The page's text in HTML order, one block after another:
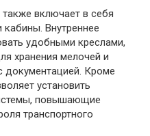
включает в себя
Внутреннее
удобными креслами,
хранения мелочей и
Кроме
установить
повышающие
транспортного